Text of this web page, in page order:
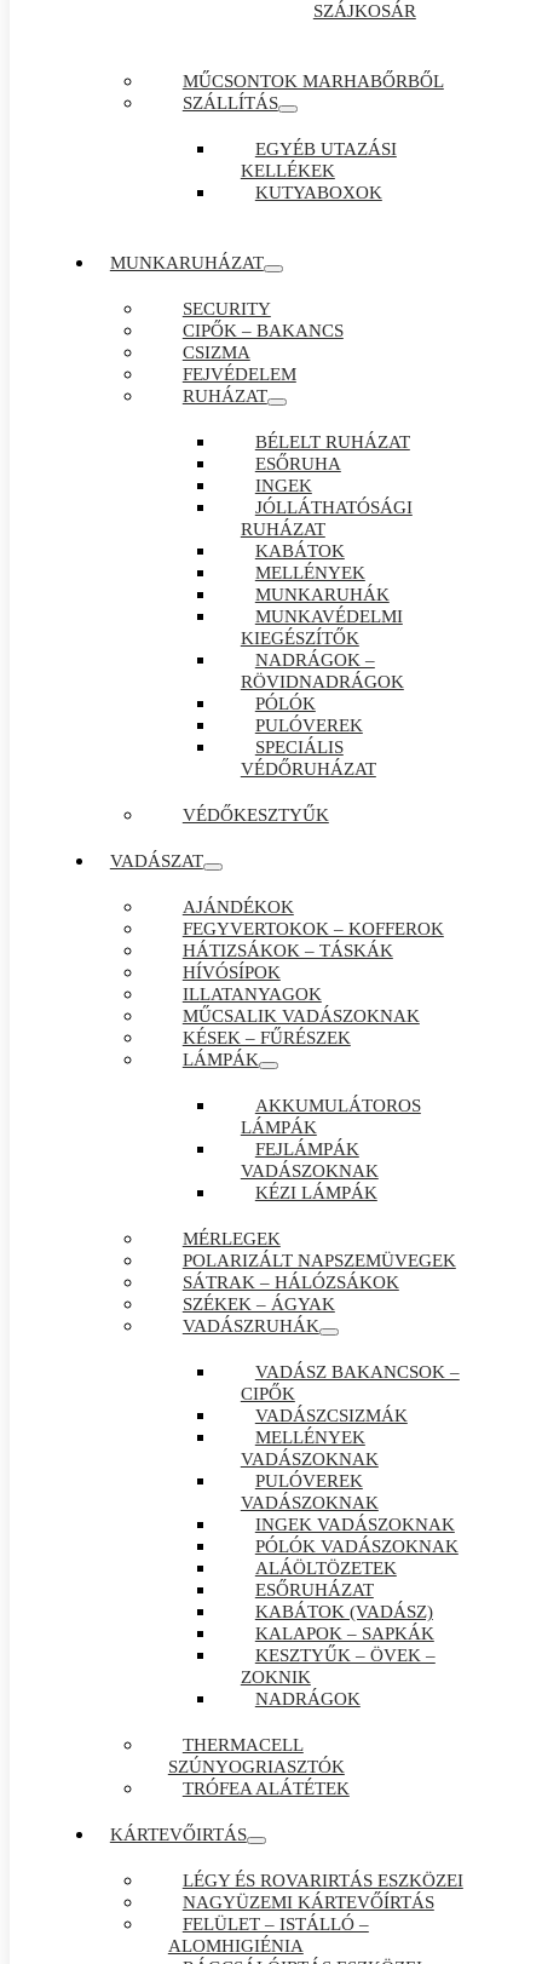
SZÁJKOSÁR
MŰCSONTOK MARHABŐRBŐL
SZÁLLÍTÁS
EGYÉB UTAZÁSI
KELLÉKEK
KUTYABOXOK
MUNKARUHÁZAT
SECURITY
CIPŐK – BAKANCS
CSIZMA
FEJVÉDELEM
RUHÁZAT
BÉLELT RUHÁZAT
ESŐRUHA
INGEK
JÓLLÁTHATÓSÁGI
RUHÁZAT
KABÁTOK
MELLÉNYEK
MUNKARUHÁK
MUNKAVÉDELMI
KIEGÉSZÍTŐK
NADRÁGOK –
RÖVIDNADRÁGOK
PÓLÓK
PULÓVEREK
SPECIÁLIS
VÉDŐRUHÁZAT
VÉDŐKESZTYŰK
VADÁSZAT
AJÁNDÉKOK
FEGYVERTOKOK – KOFFEROK
HÁTIZSÁKOK – TÁSKÁK
HÍVÓSÍPOK
ILLATANYAGOK
MŰCSALIK VADÁSZOKNAK
KÉSEK – FŰRÉSZEK
LÁMPÁK
AKKUMULÁTOROS
LÁMPÁK
FEJLÁMPÁK
VADÁSZOKNAK
KÉZI LÁMPÁK
MÉRLEGEK
POLARIZÁLT NAPSZEMÜVEGEK
SÁTRAK – HÁLÓZSÁKOK
SZÉKEK – ÁGYAK
VADÁSZRUHÁK
VADÁSZ BAKANCSOK –
CIPŐK
VADÁSZCSIZMÁK
MELLÉNYEK
VADÁSZOKNAK
PULÓVEREK
VADÁSZOKNAK
INGEK VADÁSZOKNAK
PÓLÓK VADÁSZOKNAK
ALÁÖLTÖZETEK
ESŐRUHÁZAT
KABÁTOK (VADÁSZ)
KALAPOK – SAPKÁK
KESZTYŰK – ÖVEK –
ZOKNIK
NADRÁGOK
THERMACELL
SZÚNYOGRIASZTÓK
TRÓFEA ALÁTÉTEK
KÁRTEVŐIRTÁS
LÉGY ÉS ROVARIRTÁS ESZKÖZEI
NAGYÜZEMI KÁRTEVŐÍRTÁS
FELÜLET – ISTÁLLÓ –
ALOMHIGIÉNIA